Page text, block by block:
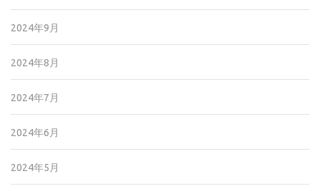
2024年9月
2024年8月
2024年7月
2024年6月
2024年5月